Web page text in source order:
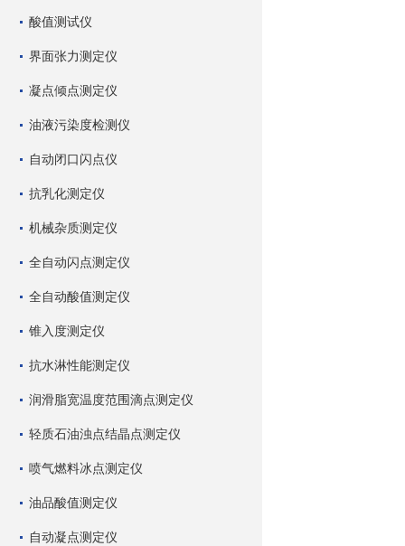
酸值测试仪
界面张力测定仪
凝点倾点测定仪
油液污染度检测仪
自动闭口闪点仪
抗乳化测定仪
机械杂质测定仪
全自动闪点测定仪
全自动酸值测定仪
锥入度测定仪
抗水淋性能测定仪
润滑脂宽温度范围滴点测定仪
轻质石油浊点结晶点测定仪
喷气燃料冰点测定仪
油品酸值测定仪
自动凝点测定仪